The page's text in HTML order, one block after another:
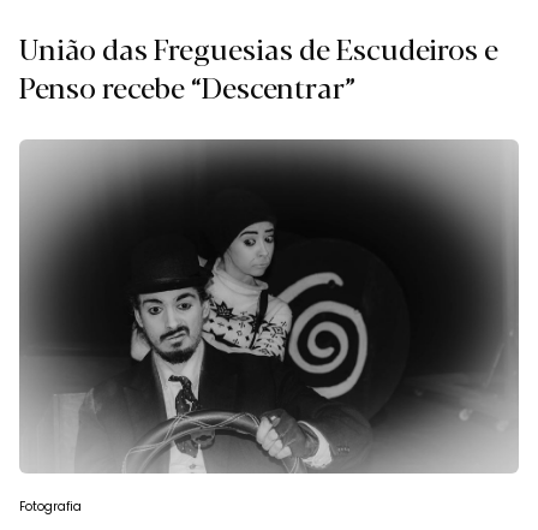
União das Freguesias de Escudeiros e
Penso recebe “Descentrar”
Fotografia